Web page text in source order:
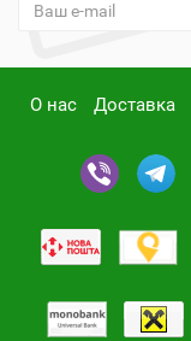
О нас Доставка